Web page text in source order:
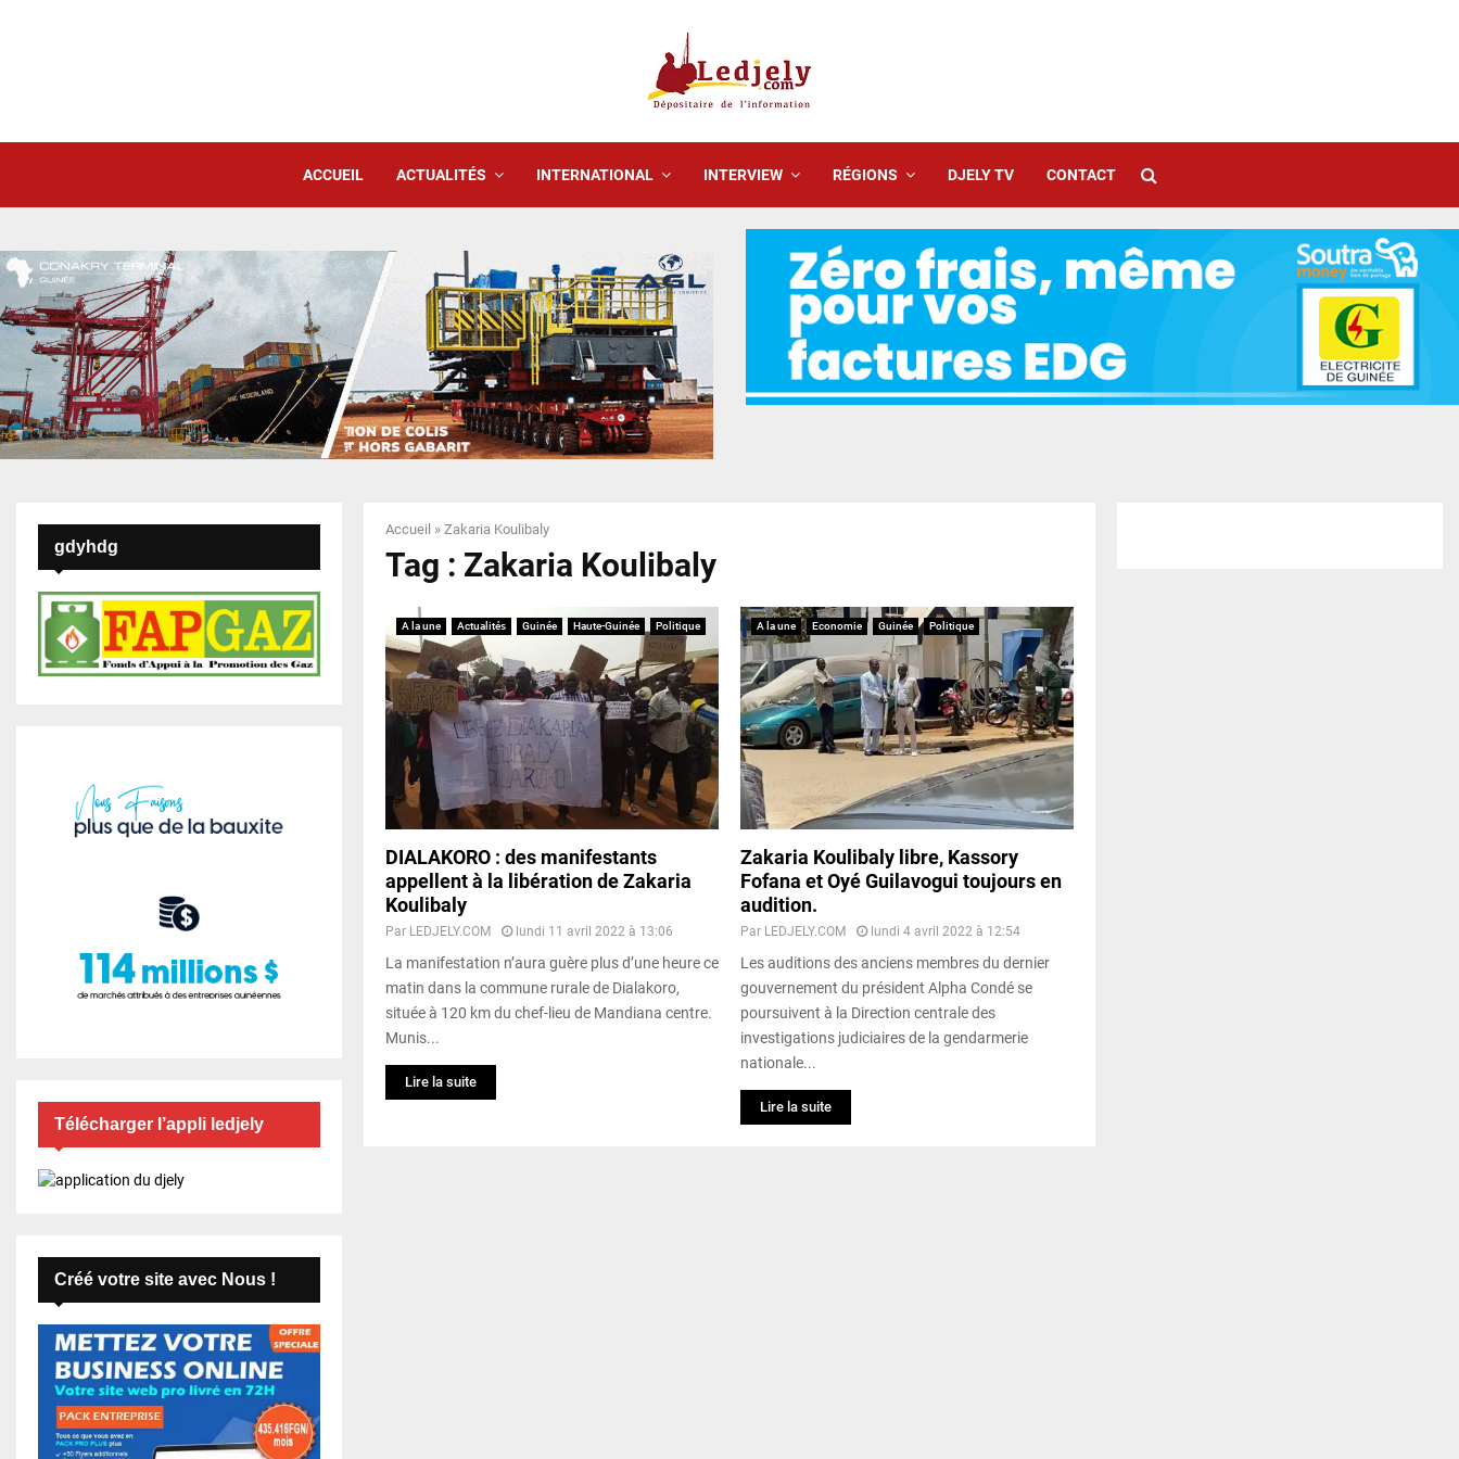
ACCUEIL ACTUALITÉS INTERNATIONAL INTERVIEW RÉGIONS DJELY TV CONTACT
Accueil » Zakaria Koulibaly
Tag : Zakaria Koulibaly
A la une Actualités Guinée Haute-Guinée Politique
DIALAKORO : des manifestants
appellent à la libération de Zakaria
Koulibaly
Par LEDJELY.COM lundi 11 avril 2022 à 13:06
La manifestation n’aura guère plus d’une heure ce
matin dans la commune rurale de Dialakoro,
située à 120 km du chef-lieu de Mandiana centre.
Munis...
Lire la suite
A la une Economie Guinée Politique
Zakaria Koulibaly libre, Kassory
Fofana et Oyé Guilavogui toujours en
audition.
Par LEDJELY.COM lundi 4 avril 2022 à 12:54
Les auditions des anciens membres du dernier
gouvernement du président Alpha Condé se
poursuivent à la Direction centrale des
investigations judiciaires de la gendarmerie
nationale...
Lire la suite
gdyhdg
Télécharger l’appli ledjely
Créé votre site avec Nous !